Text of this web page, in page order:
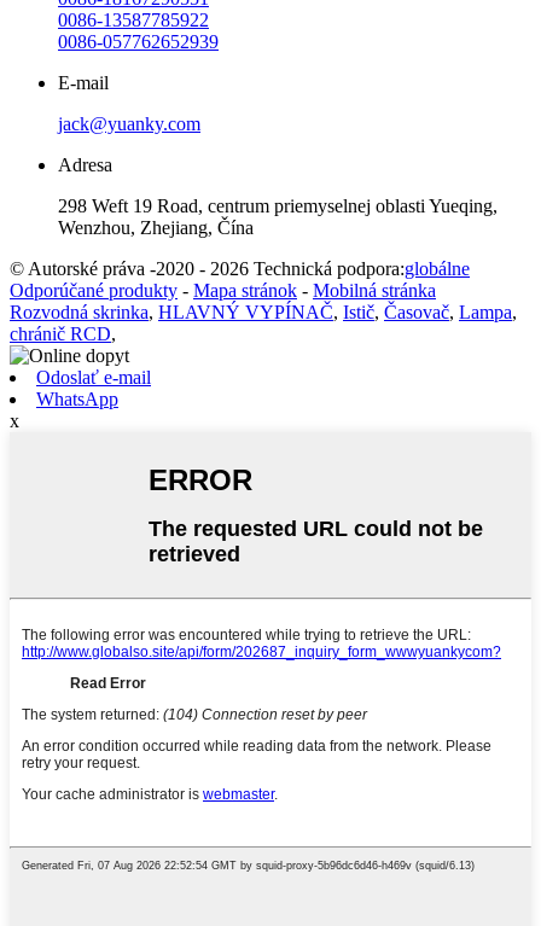
0086-13587785922
0086-057762652939
E-mail
jack@yuanky.com
Adresa
298 Weft 19 Road, centrum priemyselnej oblasti Yueqing,
Wenzhou, Zhejiang, Čína
© Autorské práva -2020 - 2026 Technická podpora:globálne
Odporúčané produkty - Mapa stránok - Mobilná stránka
Rozvodná skrinka, HLAVNÝ VYPÍNAČ, Istič, Časovač, Lampa,
chránič RCD,
Odoslať e-mail
WhatsApp
x